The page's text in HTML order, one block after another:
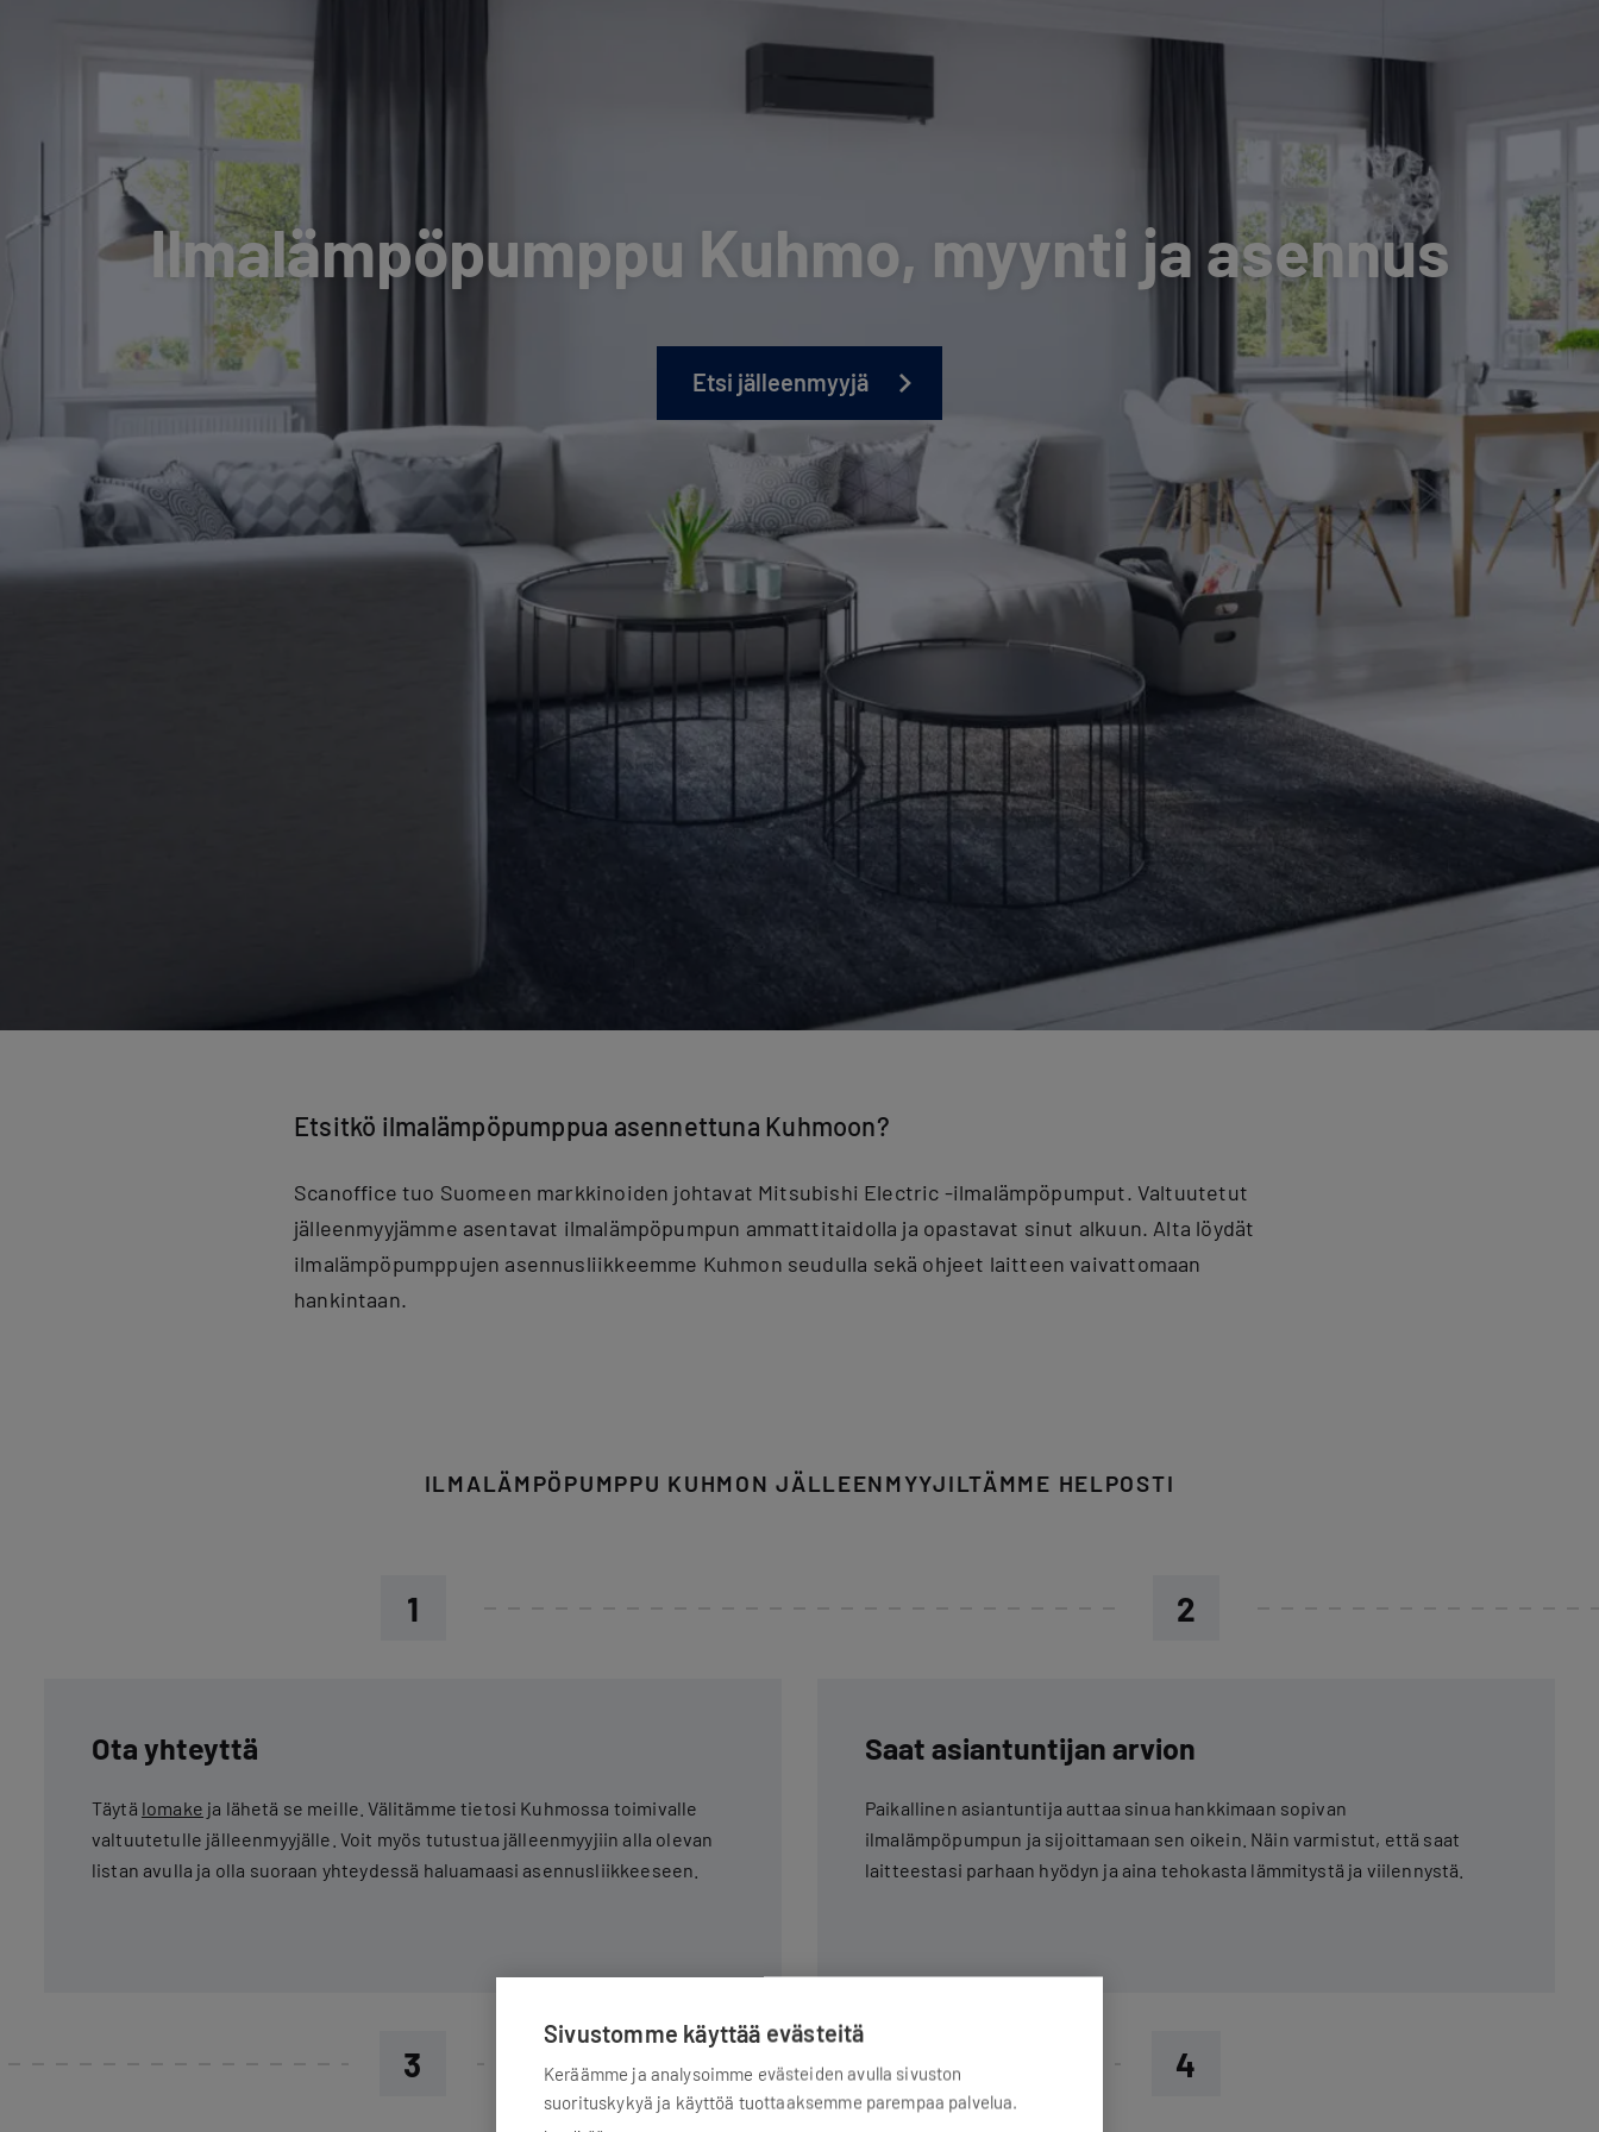
Ilmalämpöpumppu Kuhmo, myynti ja asennus
Etsi jälleenmyyjä
Etsitkö ilmalämpöpumppua asennettuna Kuhmoon?
Scanoffice tuo Suomeen markkinoiden johtavat Mitsubishi Electric -ilmalämpöpumput. Valtuutetut
jälleenmyyjämme asentavat ilmalämpöpumpun ammattitaidolla ja opastavat sinut alkuun. Alta löydät
ilmalämpöpumppujen asennusliikkeemme Kuhmon seudulla sekä ohjeet laitteen vaivattomaan
hankintaan.
ILMALÄMPÖPUMPPU KUHMON JÄLLEENMYYJILTÄMME HELPOSTI
1
Ota yhteyttä
Täytä lomake ja lähetä se meille. Välitämme tietosi Kuhmossa toimivalle
valtuutetulle jälleenmyyjälle. Voit myös tutustua jälleenmyyjiin alla olevan
listan avulla ja olla suoraan yhteydessä haluamaasi asennusliikkeeseen.
2
Saat asiantuntijan arvion
Paikallinen asiantuntija auttaa sinua hankkimaan sopivan
ilmalämpöpumpun ja sijoittamaan sen oikein. Näin varmistut, että saat
laitteestasi parhaan hyödyn ja aina tehokasta lämmitystä ja viilennystä.
3 4
Sivustomme käyttää evästeitä
Keräämme ja analysoimme evästeiden avulla sivuston
suorituskykyä ja käyttöä tuottaaksemme parempaa palvelua.